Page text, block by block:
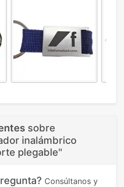
sobre
inalámbrico
plegable"
Consúltanos y